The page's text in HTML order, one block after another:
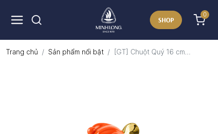
SHOP
0
Trang chủ Sản phẩm nổi bật [GT] Chuột Quý 16 cm...